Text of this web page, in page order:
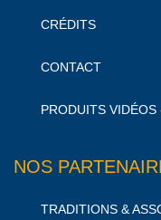
CRÉDITS
CONTACT
PRODUITS
NOS
TRADITIONS &